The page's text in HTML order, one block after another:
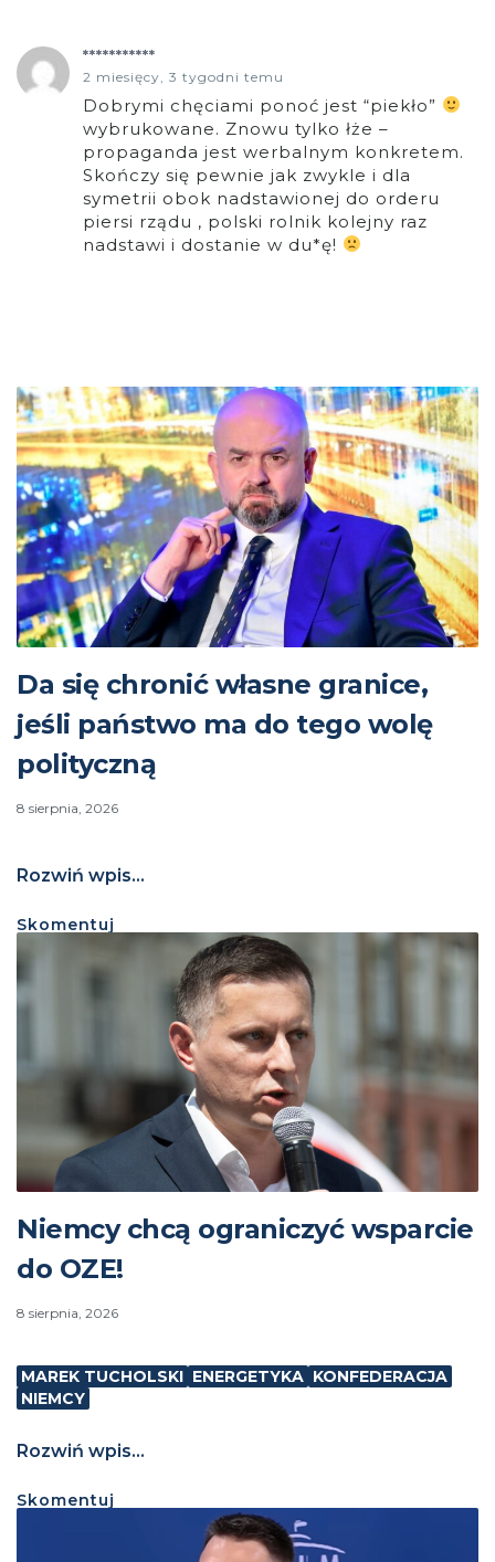
***********
2 miesięcy, 3 tygodni temu
Dobrymi chęciami ponoć jest “piekło”
wybrukowane. Znowu tylko łże –
propaganda jest werbalnym konkretem.
Skończy się pewnie jak zwykle i dla
symetrii obok nadstawionej do orderu
piersi rządu , polski rolnik kolejny raz
nadstawi i dostanie w du*ę!
Da się chronić własne granice,
jeśli państwo ma do tego wolę
polityczną
8 sierpnia, 2026
Rozwiń wpis...
Skomentuj
Niemcy chcą ograniczyć wsparcie
do OZE!
8 sierpnia, 2026
MAREK TUCHOLSKI ENERGETYKA KONFEDERACJA
NIEMCY
Rozwiń wpis...
Skomentuj